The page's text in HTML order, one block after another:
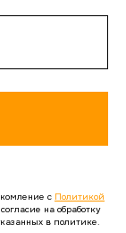
с Политикой
на обработку
в политике.